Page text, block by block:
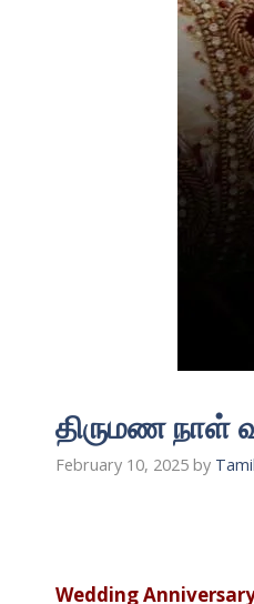
திருமண நாள்
February 10, 2025 by
Wedding